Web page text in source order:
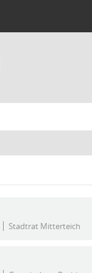
Stadtrat Mitterteich